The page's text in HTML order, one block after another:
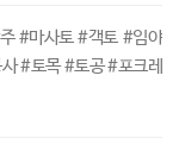
#마사토 #객토 #임야
#토목 #토공 #포크레